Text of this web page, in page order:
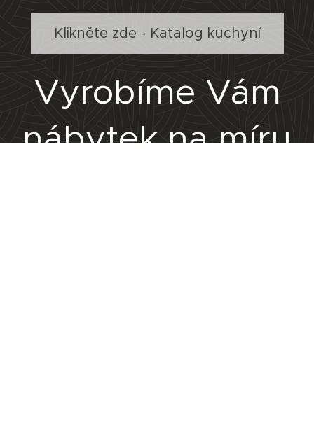
Klikněte zde - Katalog kuchyní
Vyrobíme Vám
nábytek na míru